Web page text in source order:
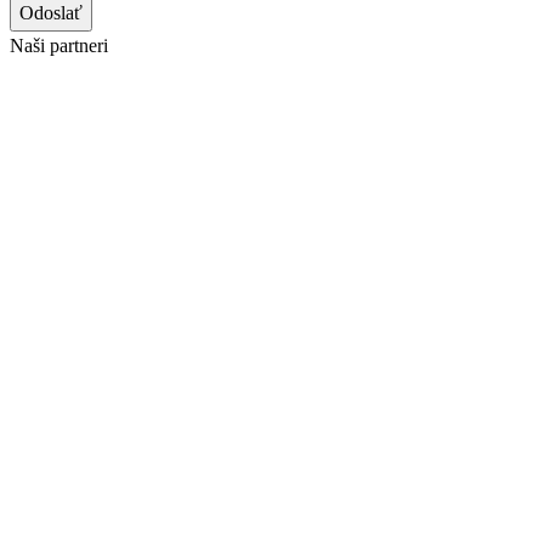
Odoslať
Website
Naši partneri